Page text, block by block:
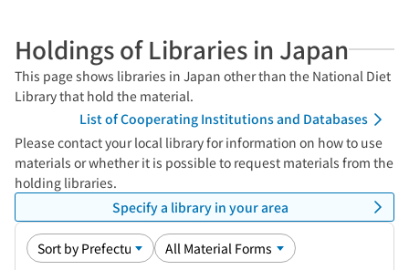
Holdings of Libraries in Japan
This page shows libraries in Japan other than the National Diet
Library that hold the material.
List of Cooperating Institutions and Databases
Please contact your local library for information on how to use
materials or whether it is possible to request materials from the
holding libraries.
Specify a library in your area